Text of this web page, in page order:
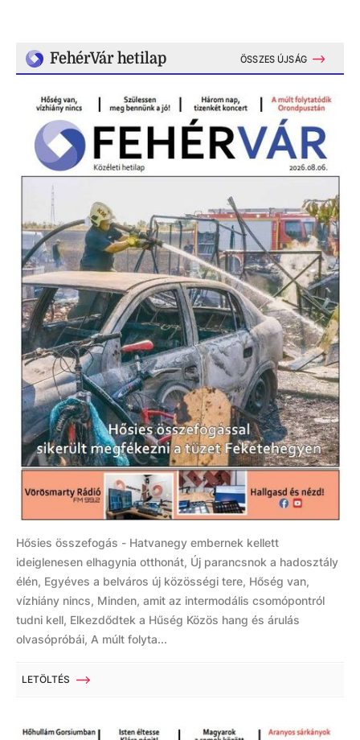
FehérVár hetilap ÖSSZES ÚJSÁG
Hősies összefogás - Hatvanegy embernek kellett
ideiglenesen elhagynia otthonát, Új parancsnok a hadosztály
élén, Egyéves a belváros új közösségi tere, Hőség van,
vízhiány nincs, Minden, amit az intermodális csomópontról
tudni kell, Elkezdődtek a Hűség Közös hang és árulás
olvasópróbái, A múlt folyta...
LETÖLTÉS